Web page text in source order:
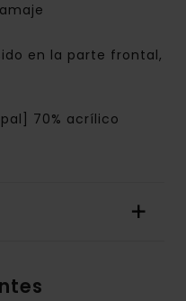
en la parte frontal,
70% acrílico